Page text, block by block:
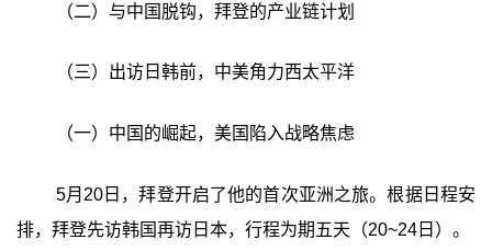
（二）与中国脱钩，拜登的产业链计划
（三）出访日韩前，中美角力西太平洋
（一）中国的崛起，美国陷入战略焦虑
5月20日，拜登开启了他的首次亚洲之旅。根据日程安
排，拜登先访韩国再访日本，行程为期五天（20~24日）。